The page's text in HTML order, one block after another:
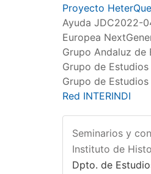
Proyecto
Ayuda JDC2022-
Europea
Grupo Andaluz de
Grupo de
Grupo de
Red INTERINDI
Seminarios y
Instituto de
Dpto. de